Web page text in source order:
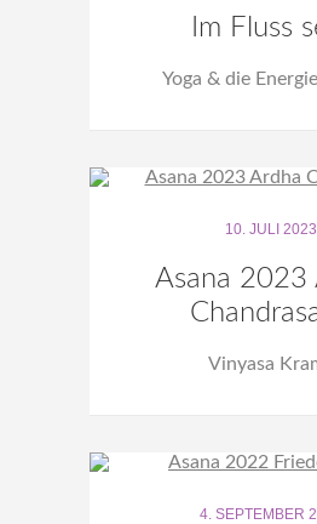
Im Fluss
Yoga & die
10. JULI 2023
Asana 2023
Vinyasa
4. SEPTEMBER